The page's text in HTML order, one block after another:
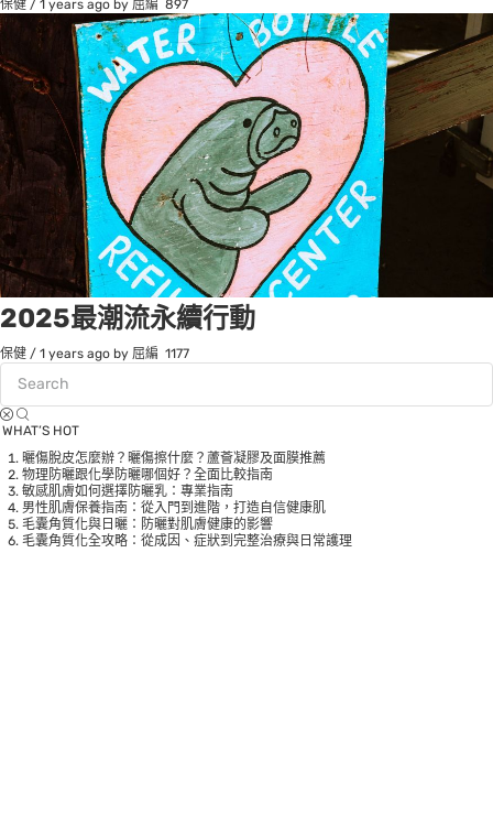
保健 / 1 years ago by 屈編 897
2025最潮流永續行動
保健 / 1 years ago by 屈編 1177
WHAT’S HOT
曬傷脫皮怎麼辦？曬傷擦什麼？蘆薈凝膠及面膜推薦
物理防曬跟化學防曬哪個好？全面比較指南
敏感肌膚如何選擇防曬乳：專業指南
男性肌膚保養指南：從入門到進階，打造自信健康肌
毛囊角質化與日曬：防曬對肌膚健康的影響
毛囊角質化全攻略：從成因、症狀到完整治療與日常護理